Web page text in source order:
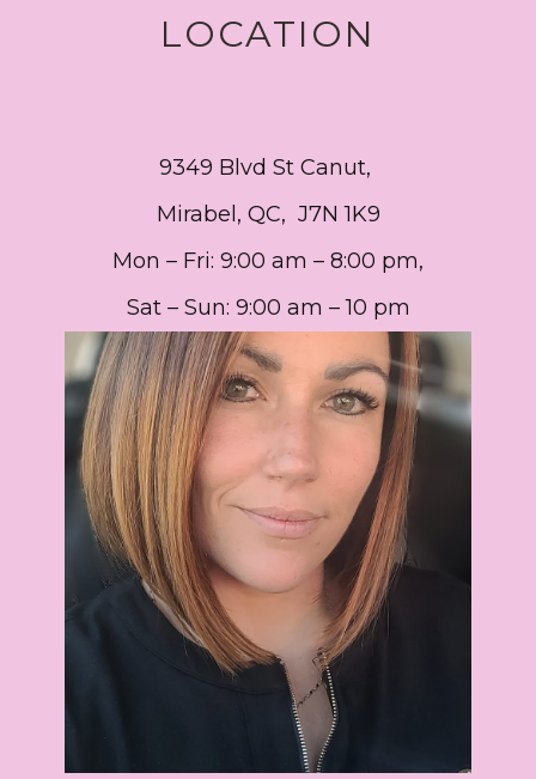
LOCATION
9349 Blvd St Canut,
Mirabel, QC, J7N 1K9
Mon – Fri: 9:00 am – 8:00 pm,
Sat – Sun: 9:00 am – 10 pm